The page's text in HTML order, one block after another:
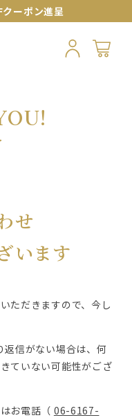
ーポン進呈
せ
います
ただきますので、 今し
信がない場合は、 何
ていない可能性がござ
お電話（ 06-6167-